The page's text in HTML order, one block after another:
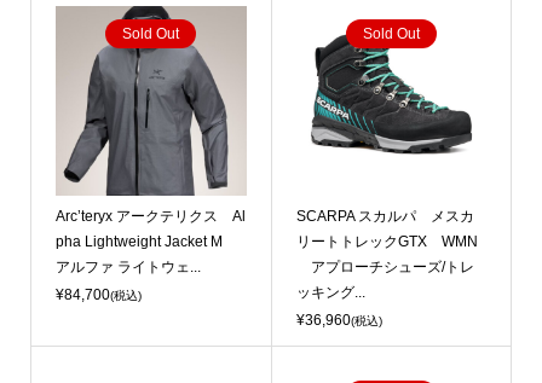
Sold Out
Arc’teryx アークテリクス Al
pha Lightweight Jacket M
アルファ ライトウェ...
¥84,700(税込)
Sold Out
SCARPA スカルパ メスカ
リートトレックGTX WMN
アプローチシューズ/トレ
ッキング...
¥36,960(税込)